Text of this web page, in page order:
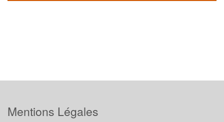
Mentions Légales